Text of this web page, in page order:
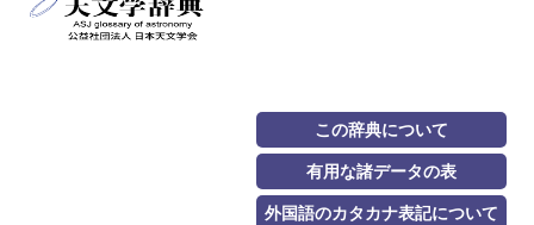
この辞典について
有用な諸データの表
外国語のカタカナ表記について